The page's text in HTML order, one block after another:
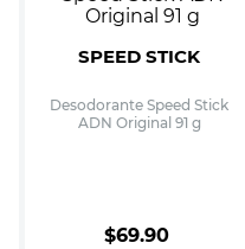
SPEED STICK
Desodorante Speed Stick
ADN Original 91 g
$69.90